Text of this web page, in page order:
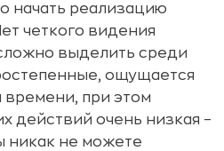
начать реализацию
четкого видения
выделить среди
ощущается
времени, при этом
действий очень низкая –
никак не можете